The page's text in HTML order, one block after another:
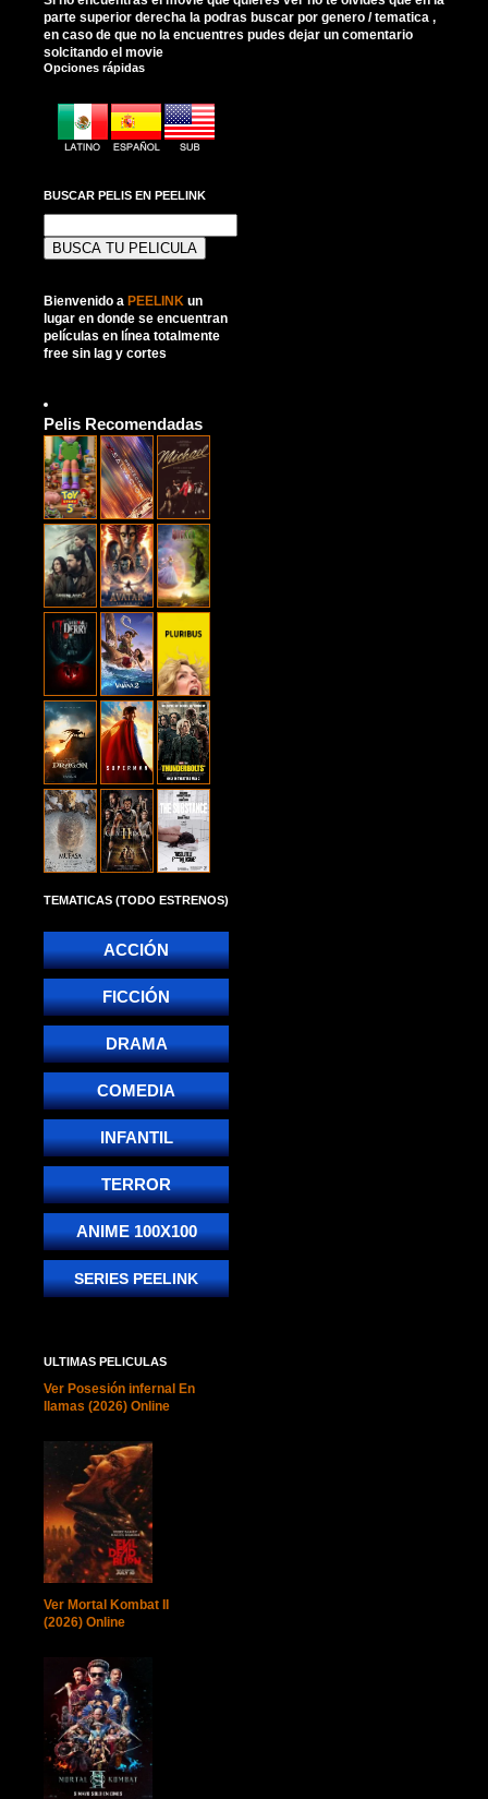
parte superior derecha la podras buscar por genero / tematica ,
en caso de que no la encuentres pudes dejar un comentario
solcitando el movie
Opciones rápidas
BUSCAR PELIS EN PEELINK
Bienvenido a PEELINK un
lugar en donde se encuentran
películas en línea totalmente
free sin lag y cortes
Pelis Recomendadas
TEMATICAS (TODO ESTRENOS)
ACCIÓN
FICCIÓN
DRAMA
COMEDIA
INFANTIL
TERROR
ANIME 100X100
SERIES PEELINK
ULTIMAS PELICULAS
Ver Posesión infernal En
llamas (2026) Online
Ver Mortal Kombat II
(2026) Online